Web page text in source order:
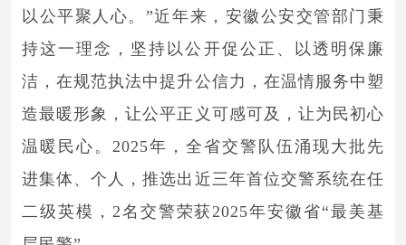
以公平聚人心。”近年来，安徽公安交管部门秉
持这一理念，坚持以公开促公正、以透明保廉
洁，在规范执法中提升公信力，在温情服务中塑
造最暖形象，让公平正义可感可及，让为民初心
温暖民心。2025年，全省交警队伍涌现大批先
进集体、个人，推选出近三年首位交警系统在任
二级英模，2名交警荣获2025年安徽省“最美基